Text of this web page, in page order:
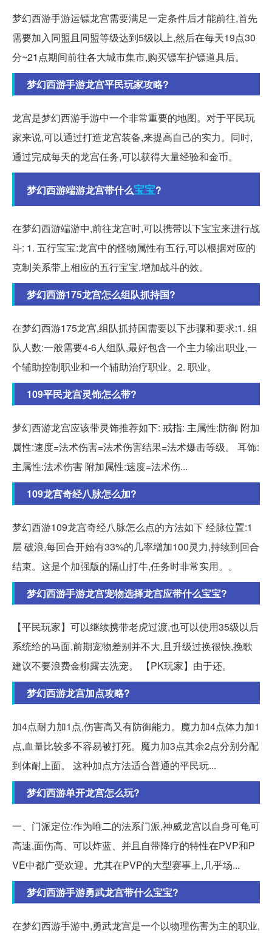
梦幻西游手游运镖龙宫需要满足一定条件后才能前往,首先
需要加入同盟且同盟等级达到5级以上,然后在每天19点30
分~21点期间前往各大城市集市,购买镖车护镖道具后。
梦幻西游手游龙宫平民玩家攻略?
龙宫是梦幻西游手游中一个非常重要的地图。对于平民玩
家来说,可以通过打造龙宫装备,来提高自己的实力。同时,
通过完成每天的龙宫任务,可以获得大量经验和金币。
梦幻西游端游龙宫带什么宝宝?
在梦幻西游端游中,前往龙宫时,可以携带以下宝宝来进行战
斗: 1. 五行宝宝:龙宫中的怪物属性有五行,可以根据对应的
克制关系带上相应的五行宝宝,增加战斗的效。
梦幻西游175龙宫怎么组队抓持国?
在梦幻西游175龙宫,组队抓持国需要以下步骤和要求:1. 组
队人数:一般需要4-6人组队,最好包含一个主力输出职业,一
个辅助控制职业和一个辅助治疗职业。2. 职业。
109平民龙宫灵饰怎么带?
梦幻西游龙宫应该带灵饰推荐如下: 戒指: 主属性:防御 附加
属性:速度=法术伤害=法术伤害结果=法术爆击等级。 耳饰:
主属性:法术伤害 附加属性:速度=法术伤...
109龙宫奇经八脉怎么加?
梦幻西游109龙宫奇经八脉怎么点的方法如下 经脉位置:1
层 破浪,每回合开始有33%的几率增加100灵力,持续到回合
结束。这是个加强版的隔山打牛,任务时非常实用。。
梦幻西游手游龙宫宠物选择龙宫应带什么宝宝?
【平民玩家】可以继续携带老虎过渡,也可以使用35级以后
系统给的马面,前期宠物差别并不大,且升级过换很快,挽歌
建议不要浪费金柳露去洗宠。 【PK玩家】由于还。
梦幻西游龙宫加点攻略?
加4点耐力加1点,伤害高又有防御能力。魔力加4点体力加1
点,血量比较多不容易被打死。魔力加3点其余2点分别分配
到体耐上面。 这种加点方法适合普通的平民玩...
梦幻西游单开龙宫怎么玩?
一、门派定位:作为唯二的法系门派,神威龙宫以自身可龟可
高速,面伤高、可以炸蓝、并且自带降疗的特性在PVP和P
VE中都广受欢迎。尤其在PVP的大型赛事上,几乎场...
梦幻西游手游勇武龙宫带什么宝宝?
在梦幻西游手游中,勇武龙宫是一个以物理伤害为主的职业,